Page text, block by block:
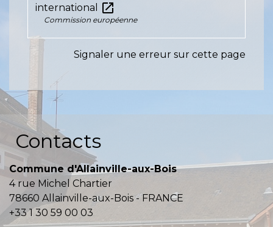
international
open_in_new
Commission européenne
Signaler une erreur sur cette page
Contacts
Commune d'Allainville-aux-Bois
4 rue Michel Chartier
78660 Allainville-aux-Bois - FRANCE
+33 1 30 59 00 03